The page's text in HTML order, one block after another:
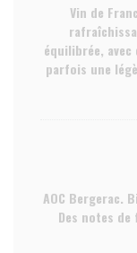
Vin de
équilibrée, avec
parfois une
AOC Bergerac.
Des notes